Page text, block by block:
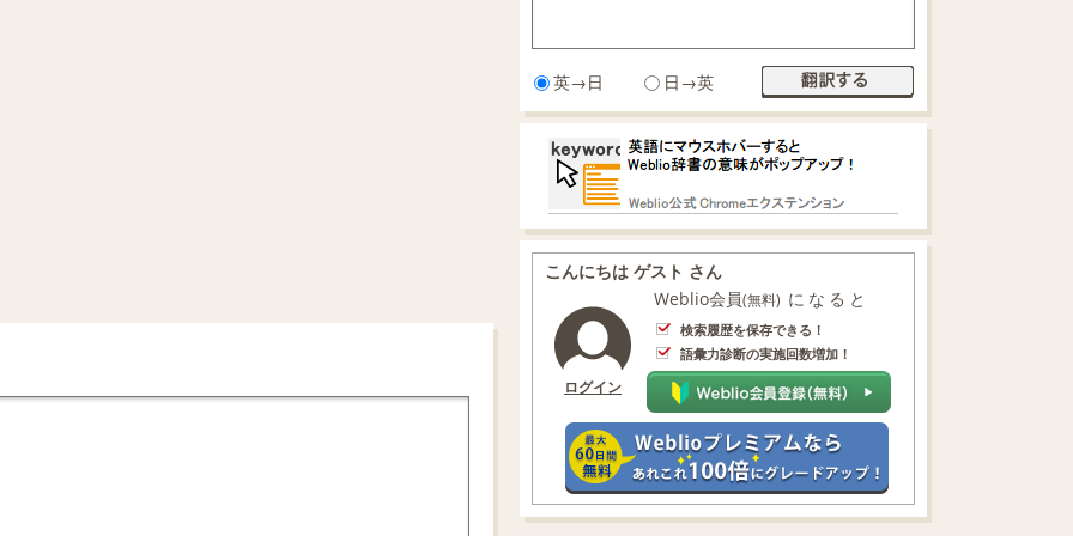
英→日 日→英
こんにちは ゲスト さん
ログイン
Weblio会員(無料) になると
検索履歴を保存できる！
語彙力診断の実施回数増加！